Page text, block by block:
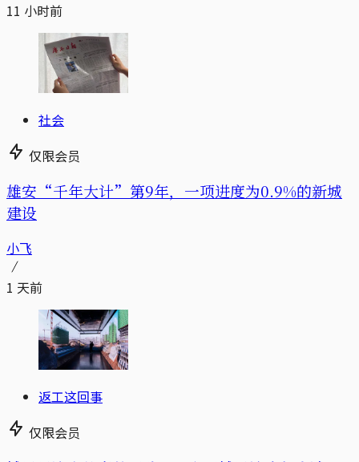
11 小时前
社会
仅限会员
雄安“千年大计”第9年，一项进度为0.9%的新城
建设
小飞
1 天前
返工这回事
仅限会员